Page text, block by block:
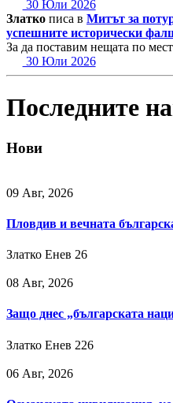
30 Юли 2026
Златко писа в Митът за
успешните исторически
За да поставим нещата по
30 Юли 2026
Последните
Нови
09 Авг, 2026
Пловдив и вечната
Златко Енев 26
08 Авг, 2026
Защо днес „българската
Златко Енев 226
06 Авг, 2026